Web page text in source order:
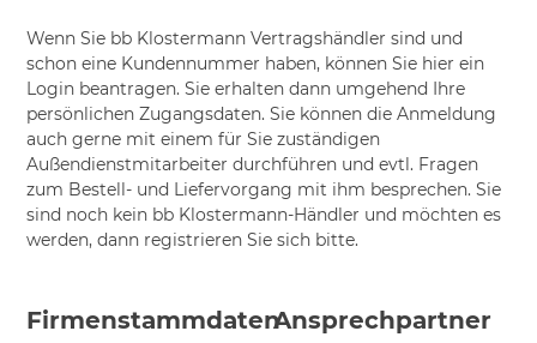
Wenn Sie bb Klostermann Vertragshändler sind und
schon eine Kundennummer haben, können Sie hier ein
Login beantragen. Sie erhalten dann umgehend Ihre
persönlichen Zugangsdaten. Sie können die Anmeldung
auch gerne mit einem für Sie zuständigen
Außendienstmitarbeiter durchführen und evtl. Fragen
zum Bestell- und Liefervorgang mit ihm besprechen. Sie
sind noch kein bb Klostermann-Händler und möchten es
werden, dann registrieren Sie sich bitte.
FirmenstammdatenAnsprechpartner